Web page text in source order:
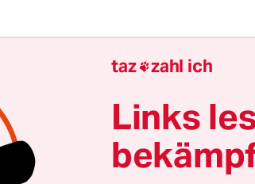
hat keinen guten Ruf. Viele
an wenig originelle
errichtet wurden und
Es geht aber auch anders:
1988) nahm diese Kunstform
Westberlin seine Spuren.
taz zahl ich
Links